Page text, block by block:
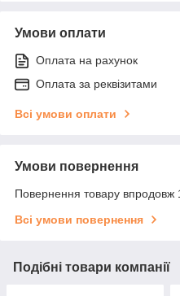
Умови оплати
Оплата на рахунок
Оплата за реквізитами
Всі умови оплати
Умови повернення
Повернення товару впродовж
Всі умови повернення
Подібні товари компанії